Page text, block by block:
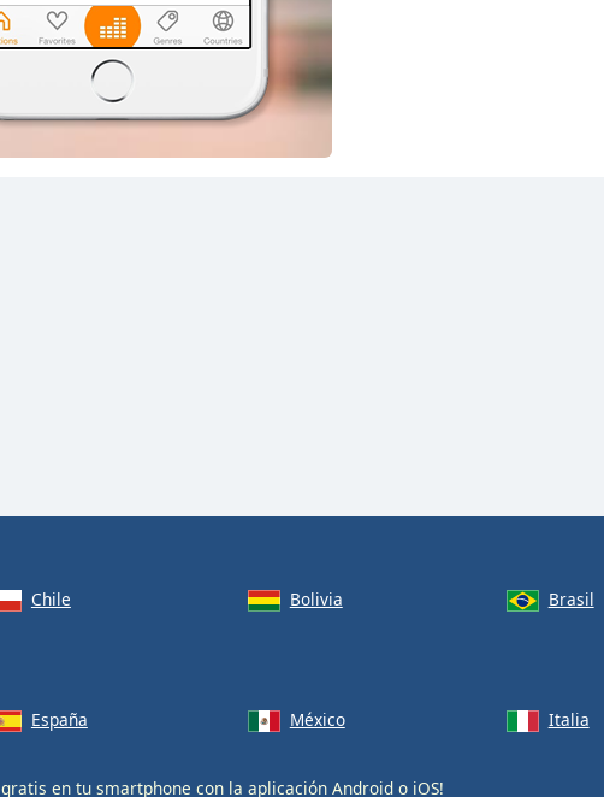
Rock en Español
rock pop classic rock blues
hard rock alternative top40 90s
reggae alternative rock
Radio 1160
Chile Bolivia
Brasil
España México Italia
gratis en tu smartphone con la aplicación Android o iOS!